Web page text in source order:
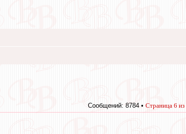
Сообщений: 8784 • Страница 6 из